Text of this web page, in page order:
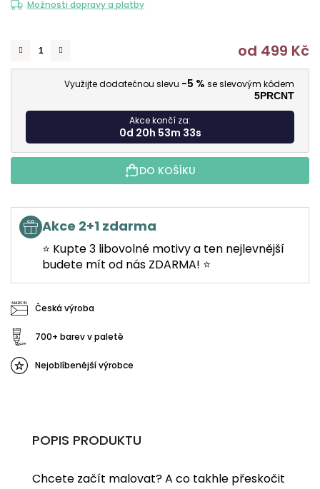
Možnosti dopravy a platby
od 499 Kč
Využijte dodatečnou slevu -5 % se slevovým kódem
5PRCNT
Akce končí za:
0d 20h 53m 32s
DO KOŠÍKU
Akce 2+1 zdarma
⭐ Kupte 3 libovolné motivy a ten nejlevnější
budete mít od nás ZDARMA! ⭐
Česká výroba
700+ barev v paletě
Nejoblíbenější výrobce
POPIS PRODUKTU
Chcete začít malovat? A co takhle přeskočit